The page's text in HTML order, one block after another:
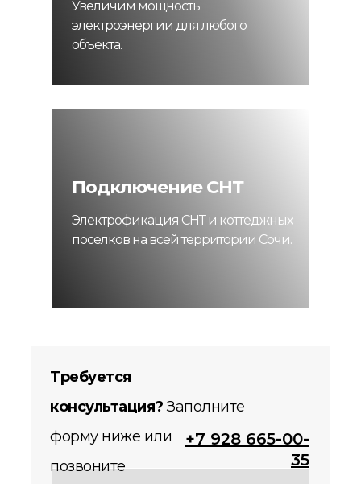
Подключение СНТ
Электрофикация СНТ и коттеджных
поселков на всей территории Сочи.
Увеличим мощность
электроэнергии для любого
объекта.
Требуется
консультация? Заполните
форму ниже или
позвоните
+7 928 665-00-
35